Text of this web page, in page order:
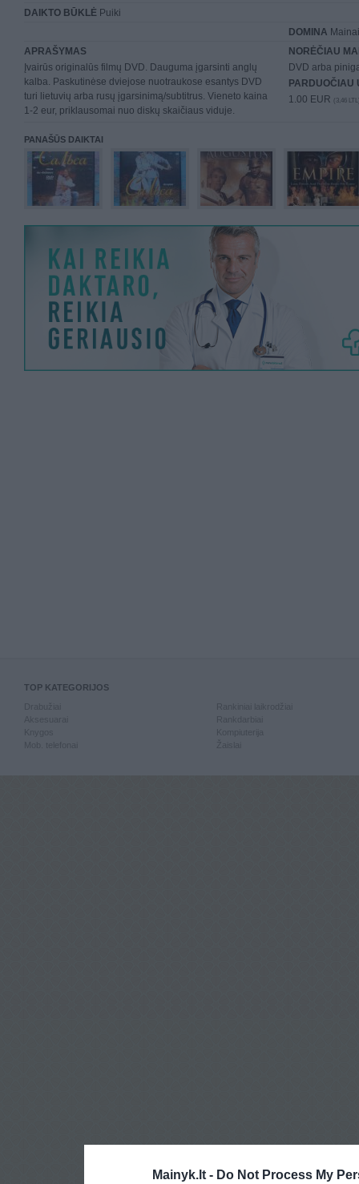
Mainyk.lt - Do Not Process My
DAIKTO BŪKLĖ Puiki
DOMINA
APRAŠYMAS
Įvairūs originalūs filmų DVD. Dauguma įgarsinti anglų
kalba. Paskutinėse dviejose nuotraukose esantys DVD
turi lietuvių arba rusų įgarsinimą/subtitrus. Vieneto kaina
1-2 eur, priklausomai nuo diskų skaičiaus viduje.
NORĖČIAU
DVD arba
PARDUOČIAU
1.00 EUR (3,46
PANAŠŪS DAIKTAI
TOP KATEGORIJOS
Knygos
Mob. telefonai
Kompiuterija
Žaislai